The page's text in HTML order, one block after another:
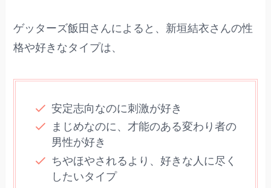
ゲッターズ飯田さんによると、新垣結衣さんの性
格や好きなタイプは、
安定志向なのに刺激が好き
まじめなのに、才能のある変わり者の
男性が好き
ちやほやされるより、好きな人に尽く
したいタイプ